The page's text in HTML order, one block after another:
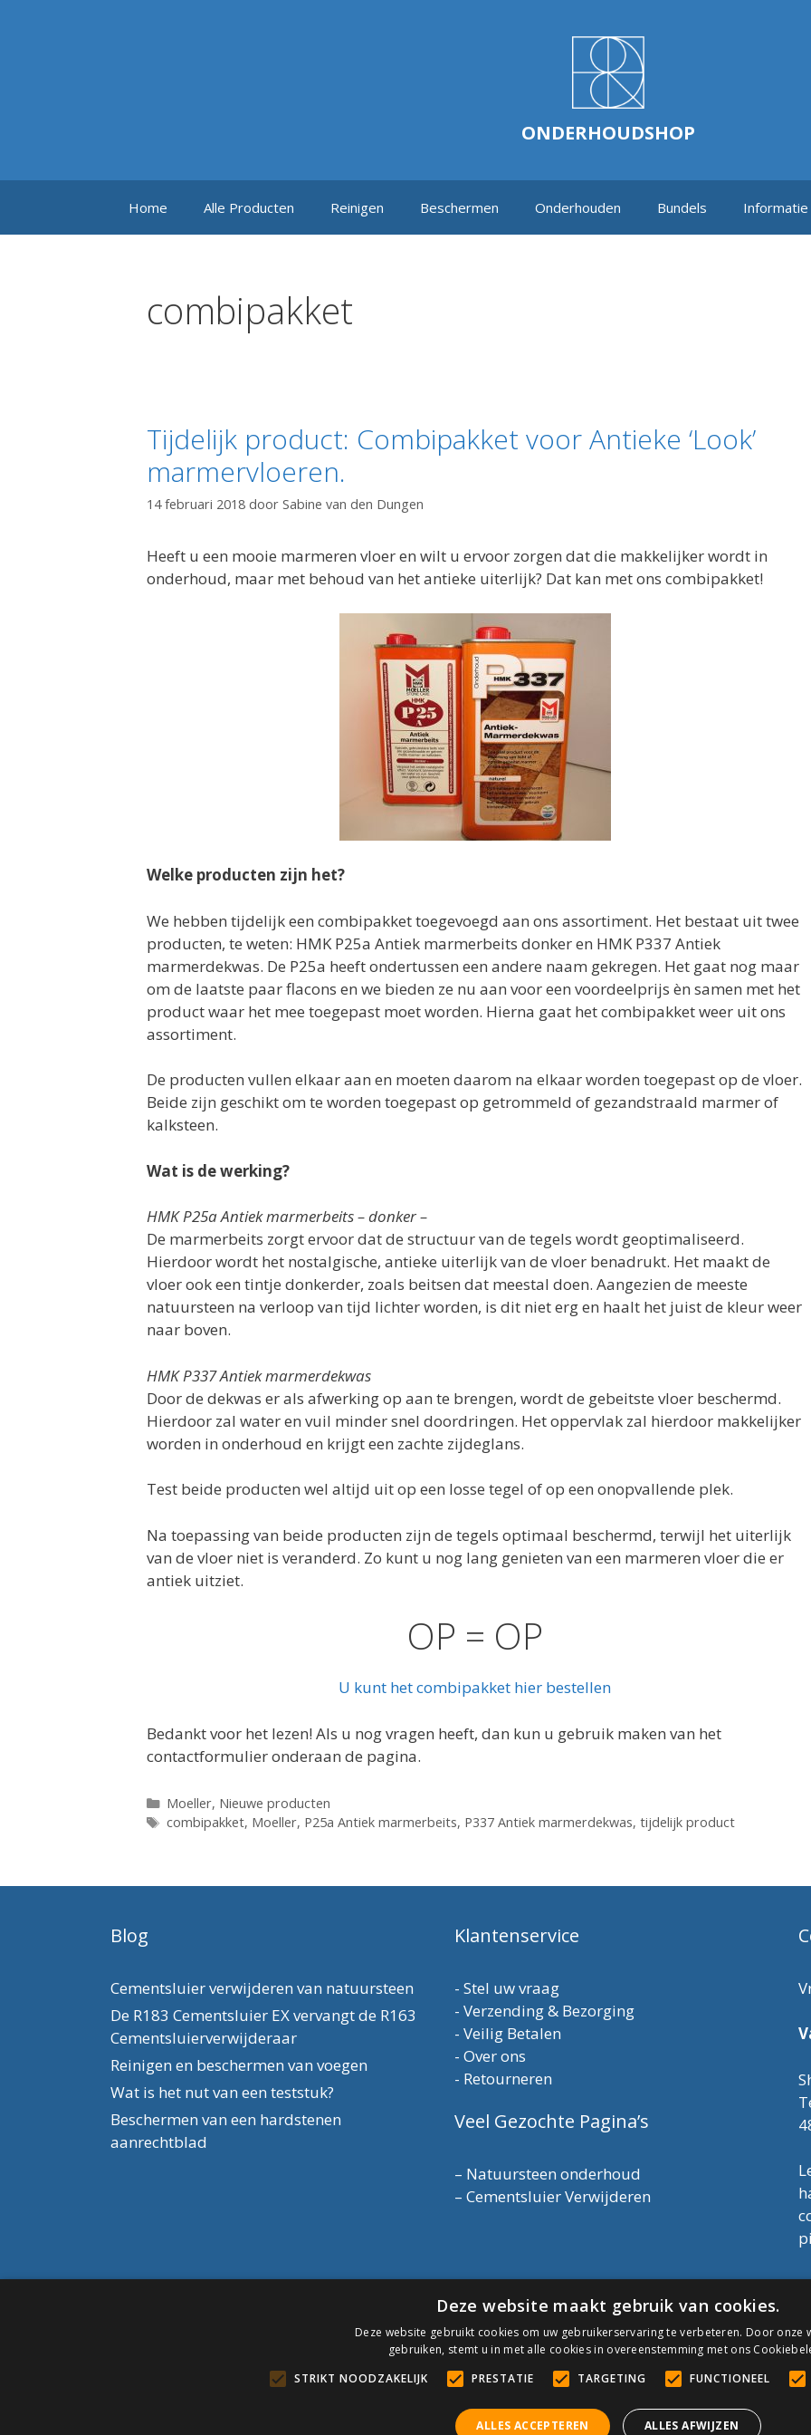
ONDERHOUDSHOP
Home Alle Producten Reinigen Beschermen Onderhouden Bundels Informatie
combipakket
Tijdelijk product: Combipakket voor Antieke ‘Look’
marmervloeren.
14 februari 2018 door Sabine van den Dungen
Heeft u een mooie marmeren vloer en wilt u ervoor zorgen dat die makkelijker wordt in
onderhoud, maar met behoud van het antieke uiterlijk? Dat kan met ons combipakket!
Welke producten zijn het?
We hebben tijdelijk een combipakket toegevoegd aan ons assortiment. Het bestaat uit twee
producten, te weten: HMK P25a Antiek marmerbeits donker en HMK P337 Antiek
marmerdekwas. De P25a heeft ondertussen een andere naam gekregen. Het gaat nog maar
om de laatste paar flacons en we bieden ze nu aan voor een voordeelprijs èn samen met het
product waar het mee toegepast moet worden. Hierna gaat het combipakket weer uit ons
assortiment.
De producten vullen elkaar aan en moeten daarom na elkaar worden toegepast op de vloer.
Beide zijn geschikt om te worden toegepast op getrommeld of gezandstraald marmer of
kalksteen.
Wat is de werking?
HMK P25a Antiek marmerbeits – donker –
De marmerbeits zorgt ervoor dat de structuur van de tegels wordt geoptimaliseerd.
Hierdoor wordt het nostalgische, antieke uiterlijk van de vloer benadrukt. Het maakt de
vloer ook een tintje donkerder, zoals beitsen dat meestal doen. Aangezien de meeste
natuursteen na verloop van tijd lichter worden, is dit niet erg en haalt het juist de kleur weer
naar boven.
HMK P337 Antiek marmerdekwas
Door de dekwas er als afwerking op aan te brengen, wordt de gebeitste vloer beschermd.
Hierdoor zal water en vuil minder snel doordringen. Het oppervlak zal hierdoor makkelijker
worden in onderhoud en krijgt een zachte zijdeglans.
Test beide producten wel altijd uit op een losse tegel of op een onopvallende plek.
Na toepassing van beide producten zijn de tegels optimaal beschermd, terwijl het uiterlijk
van de vloer niet is veranderd. Zo kunt u nog lang genieten van een marmeren vloer die er
antiek uitziet.
OP = OP
U kunt het combipakket hier bestellen
Bedankt voor het lezen! Als u nog vragen heeft, dan kun u gebruik maken van het
contactformulier onderaan de pagina.
Categorieën
Moeller, Nieuwe producten
Tags
combipakket, Moeller, P25a Antiek marmerbeits, P337 Antiek marmerdekwas, tijdelijk product
Blog
Cementsluier verwijderen van natuursteen
De R183 Cementsluier EX vervangt de R163
Cementsluierverwijderaar
Reinigen en beschermen van voegen
Wat is het nut van een teststuk?
Beschermen van een hardstenen
aanrechtblad
Klantenservice
- Stel uw vraag
- Verzending & Bezorging
- Veilig Betalen
- Over ons
- Retourneren
Veel Gezochte Pagina’s
– Natuursteen onderhoud
– Cementsluier Verwijderen
Deze website maakt gebruik van cookies.
Deze website gebruikt cookies om uw gebruikerservaring te verbeteren. Door onze
gebruiken, stemt u in met alle cookies in overeenstemming met ons
STRIKT NOODZAKELIJK
PRESTATIE TARGETING FUNCTIONEEL
ALLES ACCEPTEREN ALLES AFWIJZEN